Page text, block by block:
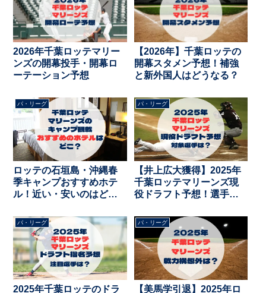
2026年千葉ロッテマリー
ンズの開幕投手・開幕ロ
ーテーション予想
【2026年】千葉ロッテの
開幕スタメン予想！補強
と新外国人はどうなる？
パ・リーグ
ロッテの石垣島・沖縄春
季キャンプおすすめホテ
ル！近い・安いのはど
パ・リーグ
【井上広大獲得】2025年
千葉ロッテマリーンズ現
役ドラフト予想！選手の
パ・リーグ
2025年千葉ロッテのドラ
パ・リーグ
【美馬学引退】2025年ロ